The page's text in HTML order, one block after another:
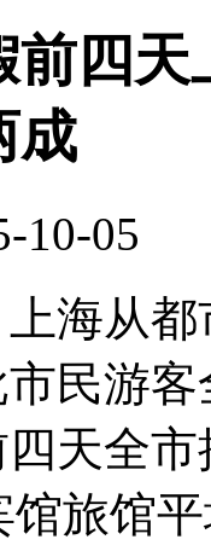
四
成
10-05
海从
民游
天全
馆旅馆